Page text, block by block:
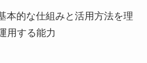
本的な仕組みと活用方法を理
用する能力